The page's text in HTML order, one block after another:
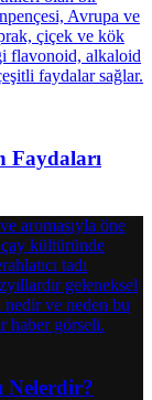
Faydaları
Nelerdir?